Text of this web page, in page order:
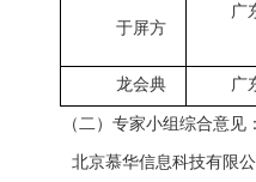
于屏方
广
龙会典 广
（二）专家小组综合意见：
北京慕华信息科技有限